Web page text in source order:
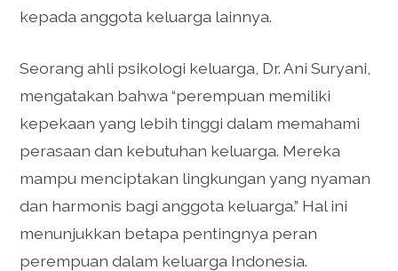
kepada anggota keluarga lainnya.
Seorang ahli psikologi keluarga, Dr. Ani Suryani,
mengatakan bahwa “perempuan memiliki
kepekaan yang lebih tinggi dalam memahami
perasaan dan kebutuhan keluarga. Mereka
mampu menciptakan lingkungan yang nyaman
dan harmonis bagi anggota keluarga.” Hal ini
menunjukkan betapa pentingnya peran
perempuan dalam keluarga Indonesia.